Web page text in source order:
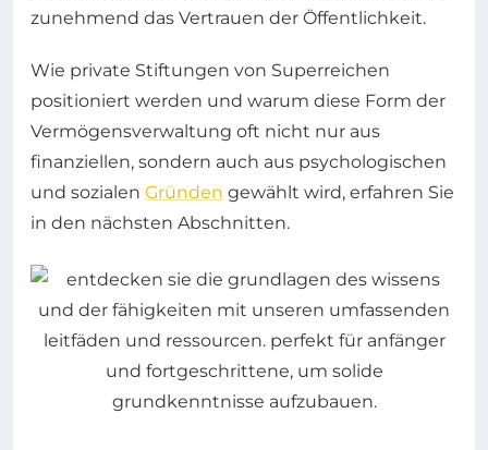
zunehmend das Vertrauen der Öffentlichkeit.
Wie private Stiftungen von Superreichen
positioniert werden und warum diese Form der
Vermögensverwaltung oft nicht nur aus
finanziellen, sondern auch aus psychologischen
und sozialen Gründen gewählt wird, erfahren Sie
in den nächsten Abschnitten.